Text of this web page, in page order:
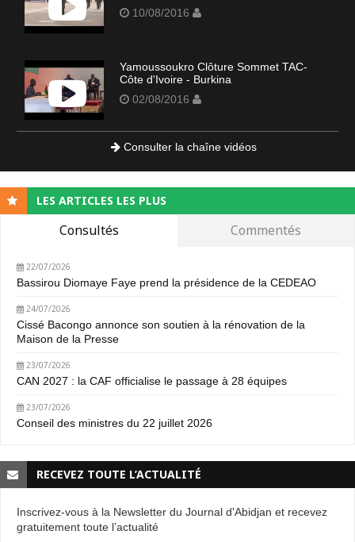
10/08/2016
Yamoussoukro Clôture Sommet TAC-
Côte d'Ivoire - Burkina
02/08/2016
Consulter la chaîne vidéos
LES ARTICLES LES PLUS
Consultés Commentés
22/07/2026
Bassirou Diomaye Faye prend la présidence de la CEDEAO
24/07/2026
Cissé Bacongo annonce son soutien à la rénovation de la
Maison de la Presse
23/07/2026
CAN 2027 : la CAF officialise le passage à 28 équipes
23/07/2026
Conseil des ministres du 22 juillet 2026
RECEVEZ TOUTE L’ACTUALITÉ
Inscrivez-vous à la Newsletter du Journal d'Abidjan et recevez
gratuitement toute l’actualité